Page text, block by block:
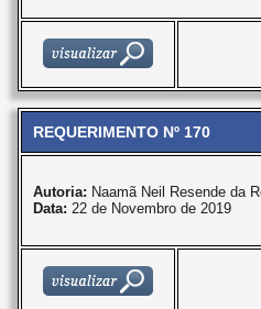
REQUERIMENTO Nº 170
Autoria: Naamã Neil Resende da
Data: 22 de Novembro de 2019